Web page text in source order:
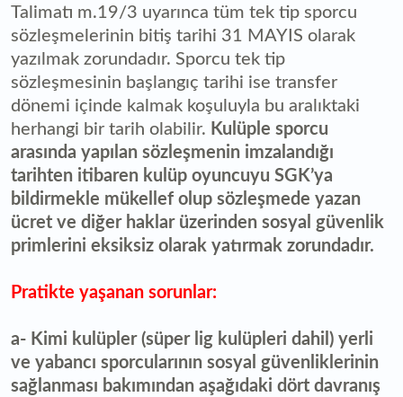
Talimatı m.19/3 uyarınca tüm tek tip sporcu
sözleşmelerinin bitiş tarihi 31 MAYIS olarak
yazılmak zorundadır. Sporcu tek tip
sözleşmesinin başlangıç tarihi ise transfer
dönemi içinde kalmak koşuluyla bu aralıktaki
herhangi bir tarih olabilir. Kulüple sporcu
arasında yapılan sözleşmenin imzalandığı
tarihten itibaren kulüp oyuncuyu SGK’ya
bildirmekle mükellef olup sözleşmede yazan
ücret ve diğer haklar üzerinden sosyal güvenlik
primlerini eksiksiz olarak yatırmak zorundadır.
Pratikte yaşanan sorunlar:
a- Kimi kulüpler (süper lig kulüpleri dahil) yerli
ve yabancı sporcularının sosyal güvenliklerinin
sağlanması bakımından aşağıdaki dört davranış